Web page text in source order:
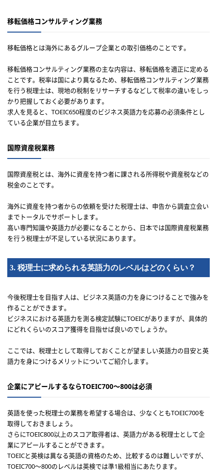
移転価格コンサルティング業務
移転価格とは海外にあるグループ企業との取引価格のことです。
移転価格コンサルティング業務の主な内容は、移転価格を適正に定める
ことです。税率は国により異なるため、移転価格コンサルティング業務
を行う税理士は、現地の税制をリサーチするなどして税率の違いをしっ
かり把握しておく必要があります。
求人を見ると、TOEIC650程度のビジネス英語力を応募の必須条件とし
ている企業が目立ちます。
国際資産税業務
国際資産税とは、海外に資産を持つ者に課される所得税や資産税などの
税金のことです。
海外に資産を持つ者からの依頼を受けた税理士は、申告から調査立会い
までトータルでサポートします。
高い専門知識や英語力が必要になることから、日本では国際資産税業務
を行う税理士が不足している状況にあります。
3. 税理士に求められる英語力のレベルはどのくらい？
今後税理士を目指す人は、ビジネス英語の力を身につけることで強みを
作ることができます。
ビジネスにおける英語力を測る検定試験にTOEICがありますが、具体的
にどれくらいのスコア獲得を目指せば良いのでしょうか。
ここでは、税理士として取得しておくことが望ましい英語力の目安と英
語力を身につけるメリットについてご紹介します。
企業にアピールするならTOEIC700〜800は必須
英語を使った税理士の業務を希望する場合は、少なくともTOEIC700を
取得しておきましょう。
さらにTOEIC800以上のスコア取得者は、英語力がある税理士として企
業にアピールすることができます。
TOEICと英検は異なる英語の資格のため、比較するのは難しいですが、
TOEIC700〜800のレベルは英検では準1級相当にあたります。